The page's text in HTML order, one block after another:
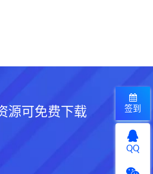
源可免费下载 签到
QQ